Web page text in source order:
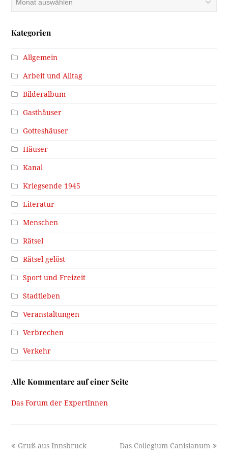
Kategorien
Allgemein
Arbeit und Alltag
Bilderalbum
Gasthäuser
Gotteshäuser
Häuser
Kanal
Kriegsende 1945
Literatur
Menschen
Rätsel
Rätsel gelöst
Sport und Freizeit
Stadtleben
Veranstaltungen
Verbrechen
Verkehr
Alle Kommentare auf einer Seite
Das Forum der ExpertInnen
previous
Gruß aus Innsbruck
next
Das Collegium Canisianum